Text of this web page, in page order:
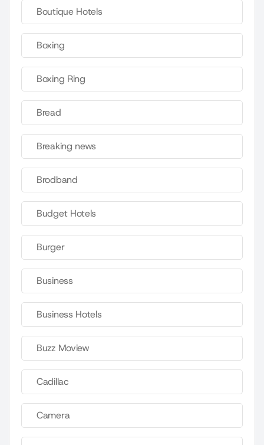
Boutique Hotels
Boxing
Boxing Ring
Bread
Breaking news
Brodband
Budget Hotels
Burger
Business
Business Hotels
Buzz Moview
Cadillac
Camera